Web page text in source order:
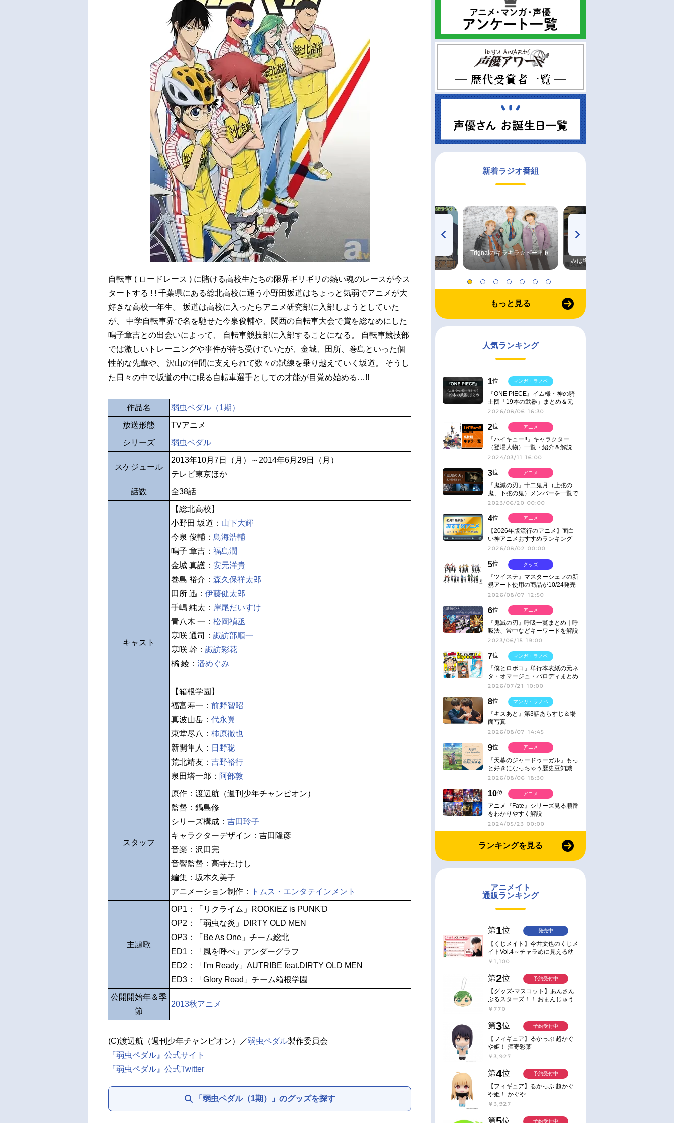
自転車 ( ロードレース ) に賭ける高校生たちの限界ギリギリの熱い魂のレースが今ス
タートする ! ! 千葉県にある総北高校に通う小野田坂道はちょっと気弱でアニメが大
好きな高校一年生。 坂道は高校に入ったらアニメ研究部に入部しようとしていた
が、 中学自転車界で名を馳せた今泉俊輔や、関西の自転車大会で賞を総なめにした
鳴子章吉との出会いによって、 自転車競技部に入部することになる。 自転車競技部
では激しいトレーニングや事件が待ち受けていたが、金城、田所、巻島といった個
性的な先輩や、 沢山の仲間に支えられて数々の試練を乗り越えていく坂道。 そうし
た日々の中で坂道の中に眠る自転車選手としての才能が目覚め始める…!!
作品名 弱虫ペダル（1期）
放送形態 TVアニメ
シリーズ 弱虫ペダル
スケジュール
2013年10月7日（月）～2014年6月29日（月）
テレビ東京ほか
話数 全38話
キャスト
【総北高校】
小野田 坂道： 山下大輝
今泉 俊輔： 鳥海浩輔
鳴子 章吉： 福島潤
金城 真護： 安元洋貴
巻島 裕介： 森久保祥太郎
田所 迅： 伊藤健太郎
手嶋 純太： 岸尾だいすけ
青八木 一： 松岡禎丞
寒咲 通司： 諏訪部順一
寒咲 幹： 諏訪彩花
橘 綾： 潘めぐみ
【箱根学園】
福富寿一： 前野智昭
真波山岳： 代永翼
東堂尽八： 柿原徹也
新開隼人： 日野聡
荒北靖友： 吉野裕行
泉田塔一郎： 阿部敦
スタッフ
原作：渡辺航（週刊少年チャンピオン）
監督：鍋島修
シリーズ構成： 吉田玲子
キャラクターデザイン：吉田隆彦
音楽：沢田完
音響監督：高寺たけし
編集：坂本久美子
アニメーション制作：
トムス・エンタテインメント
主題歌
OP1：「リクライム」ROOKiEZ is PUNK'D
OP2：「弱虫な炎」DIRTY OLD MEN
OP3：「Be As One」チーム総北
ED1：「風を呼べ」アンダーグラフ
ED2：「I'm Ready」AUTRIBE feat.DIRTY OLD MEN
ED3：「Glory Road」チーム箱根学園
公開開始年＆季
節
2013秋アニメ
(C)渡辺航（週刊少年チャンピオン）／弱虫ペダル製作委員会
『弱虫ペダル』公式サイト
『弱虫ペダル』公式Twitter
「弱虫ペダル（1期）」のグッズを探す
新着ラジオ番組
TVアニメ『戦隊大失格』
radio 大直会 2nd season
Trignalのキラキラ☆ビートＲ
みは塩だけ
もっと見る
人気ランキング
1位
『ONE PIECE』イム様・神の騎
士団「19本の武器」まとめ＆元
ネタ
2026/08/06 16:30
マンガ・ラノベ
2位
『ハイキュー!!』キャラクター
（登場人物）一覧・紹介＆解説
2024/03/11 16:00
アニメ
3位
『鬼滅の刃』十二鬼月（上弦の
鬼、下弦の鬼）メンバーを一覧で
紹介＆解説（登場鬼の情報まと
2023/06/20 00:00
アニメ
4位
【2026年版流行のアニメ】面白
い神アニメおすすめランキング
【名作・話題作】｜ジャンル別人
2026/08/02 00:00
アニメ
5位
『ツイステ』マスターシェフの新
規アート使用の商品が10/24発売
2026/08/07 12:50
グッズ
6位
『鬼滅の刃』呼吸一覧まとめ｜呼
吸法、常中などキーワードを解説
2023/06/15 19:00
アニメ
7位
『僕とロボコ』単行本表紙の元ネ
タ・オマージュ・パロディまとめ
2026/07/21 10:00
マンガ・ラノベ
8位
『キスあと』第3話あらすじ＆場
面写真
2026/08/07 14:45
マンガ・ラノベ
9位
『天幕のジャードゥーガル』もっ
と好きになっちゃう歴史豆知識
2026/08/06 18:30
アニメ
10位
アニメ『Fate』シリーズ見る順番
をわかりやすく解説
2024/05/23 00:00
アニメ
ランキングを見る
アニメイト
通販ランキング
第1位
【くじメイト】今井文也のくじメ
イトVol.4～チャラめに見える幼
馴染、実は一途で独占欲が強いん
￥1,100
発売中
第2位
【グッズ-マスコット】あんさん
ぶるスターズ！！ おまんじゅう
にぎにぎマスコット ねくすと2
￥770
予約受付中
第3位
【フィギュア】るかっぷ 超かぐ
や姫！ 酒寄彩葉
￥3,927
予約受付中
第4位
【フィギュア】るかっぷ 超かぐ
や姫！ かぐや
￥3,927
予約受付中
第 位 予約受付中